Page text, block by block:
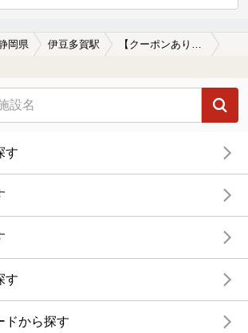
岡県 伊豆多賀駅 【クーポンあり】一人旅におすすめの伊豆多賀駅近くの温泉、日帰り温泉、スーパー銭湯おすすめ
す
す
ドから探す